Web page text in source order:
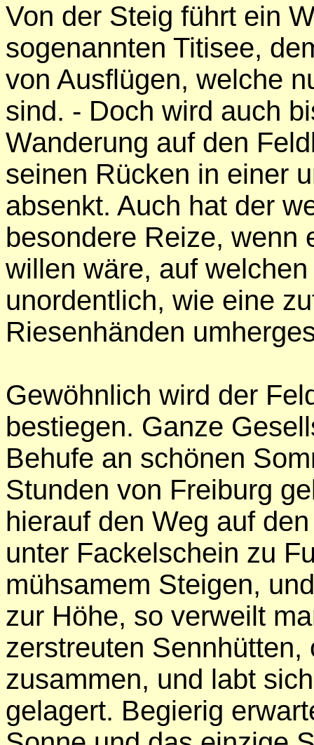
Von der Steig führt ein
sogenannten Titisee,
von Ausflügen, welche
sind. - Doch wird auch
Wanderung auf den
seinen Rücken in einer
absenkt. Auch hat der
besondere Reize, wenn
willen wäre, auf
unordentlich, wie eine
Riesenhänden
Gewöhnlich wird der
bestiegen. Ganze
Behufe an schönen
Stunden von Freiburg
hierauf den Weg auf
unter Fackelschein zu
mühsamem Steigen,
zur Höhe, so verweilt
zerstreuten
zusammen, und labt
gelagert. Begierig